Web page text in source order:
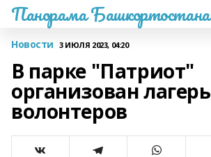
Панорама Башкортостана
Новости 3 ИЮЛЯ 2023, 04:20
В парке "Патриот"
организован лагерь
волонтеров